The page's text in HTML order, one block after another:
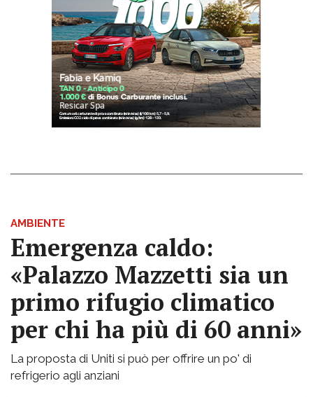
AMBIENTE
Emergenza caldo:
«Palazzo Mazzetti sia un
primo rifugio climatico
per chi ha più di 60 anni»
La proposta di Uniti si può per offrire un po' di
refrigerio agli anziani